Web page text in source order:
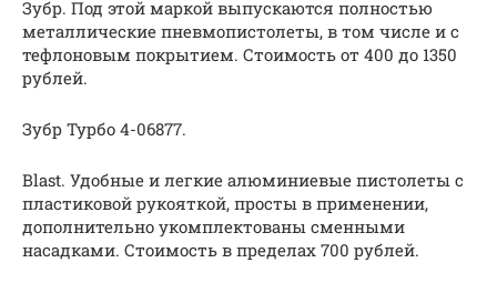
Зубр. Под этой маркой выпускаются полностью
металлические пневмопистолеты, в том числе и с
тефлоновым покрытием. Стоимость от 400 до 1350
рублей.
Зубр Турбо 4-06877.
Blast. Удобные и легкие алюминиевые пистолеты с
пластиковой рукояткой, просты в применении,
дополнительно укомплектованы сменными
насадками. Стоимость в пределах 700 рублей.